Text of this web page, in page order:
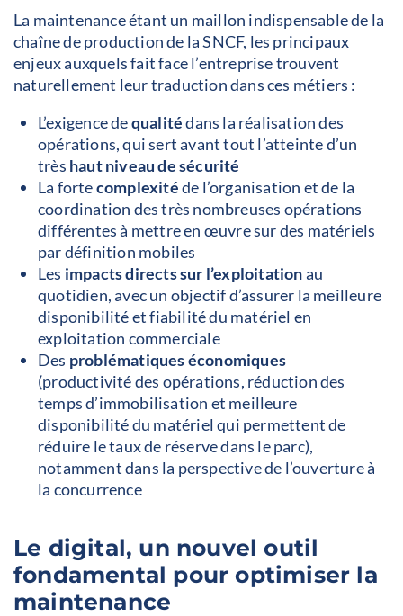
La maintenance étant un maillon indispensable de la
chaîne de production de la SNCF, les principaux
enjeux auxquels fait face l’entreprise trouvent
naturellement leur traduction dans ces métiers :
L’exigence dequalitédans la réalisation des
opérations, qui sert avant tout l’atteinte d’un
très haut niveau de sécurité
La fortecomplexitéde l’organisation et de la
coordination des très nombreuses opérations
différentes à mettre en œuvre sur des matériels
par définition mobiles
Les impacts directs sur l’exploitationau
quotidien, avec un objectif d’assurer la meilleure
disponibilité et fiabilité du matériel en
exploitation commerciale
Des problématiques économiques
(productivité des opérations, réduction des
temps d’immobilisation et meilleure
disponibilité du matériel qui permettent de
réduire le taux de réserve dans le parc),
notamment dans la perspective de l’ouverture à
la concurrence
Le digital, un nouvel outil
fondamental pour optimiser la
maintenance